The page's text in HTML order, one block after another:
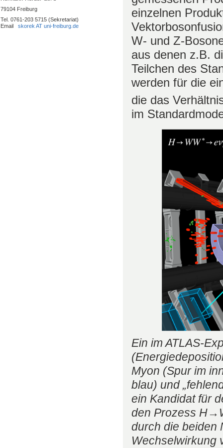
79104 Freiburg
Tel. 0761-203 5715 (Sekretariat)
Email
skorek AT uni-freiburg.de
einzelnen
W- und Z-
aus denen z.B.
Teilchen des
werden für die
die das
im
Ein im ATLAS-
Myon (Spur im
blau) und
ein Kandidat für
den Prozess
durch die beiden
Wechselwirkung